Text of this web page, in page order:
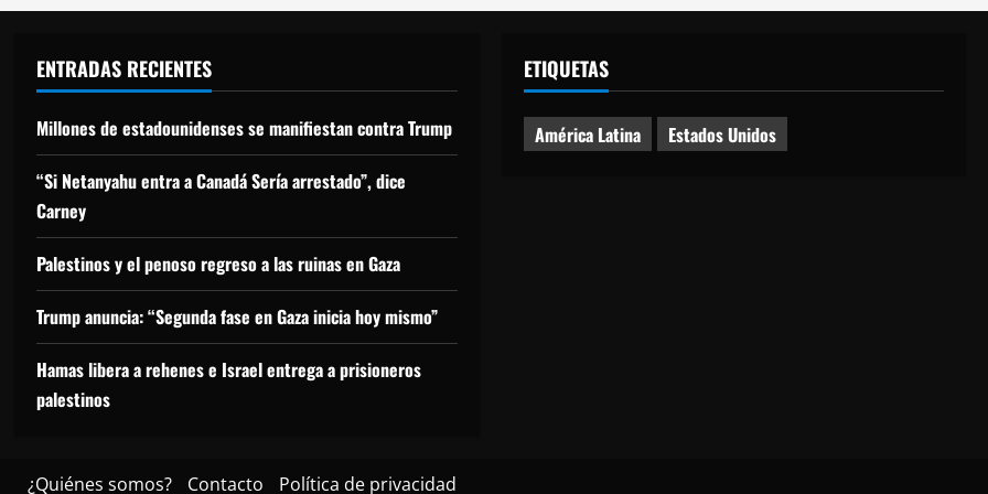
ENTRADAS RECIENTES
Millones de estadounidenses se manifiestan contra Trump
“Si Netanyahu entra a Canadá Sería arrestado”, dice
Carney
Palestinos y el penoso regreso a las ruinas en Gaza
Trump anuncia: “Segunda fase en Gaza inicia hoy mismo”
Hamas libera a rehenes e Israel entrega a prisioneros
palestinos
ETIQUETAS
América Latina Estados Unidos
¿Quiénes somos? Contacto Política de privacidad